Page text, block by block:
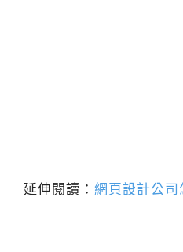
延伸閱讀： 網頁設計公司